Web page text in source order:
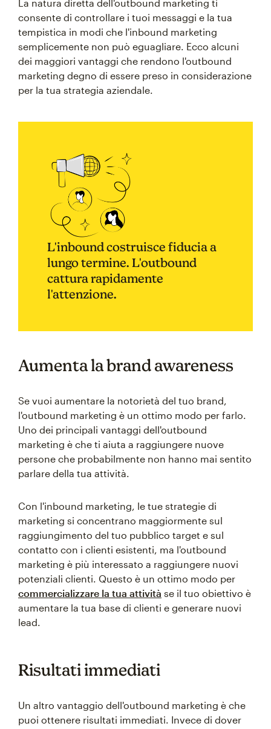
La natura diretta dell'outbound marketing ti
consente di controllare i tuoi messaggi e la tua
tempistica in modi che l'inbound marketing
semplicemente non può eguagliare. Ecco alcuni
dei maggiori vantaggi che rendono l'outbound
marketing degno di essere preso in considerazione
per la tua strategia aziendale.
L'inbound costruisce fiducia a
lungo termine. L'outbound
cattura rapidamente
l'attenzione.
Aumenta la brand awareness
Se vuoi aumentare la notorietà del tuo brand,
l'outbound marketing è un ottimo modo per farlo.
Uno dei principali vantaggi dell'outbound
marketing è che ti aiuta a raggiungere nuove
persone che probabilmente non hanno mai sentito
parlare della tua attività.
Con l'inbound marketing, le tue strategie di
marketing si concentrano maggiormente sul
raggiungimento del tuo pubblico target e sul
contatto con i clienti esistenti, ma l'outbound
marketing è più interessato a raggiungere nuovi
potenziali clienti. Questo è un ottimo modo per
commercializzare la tua attività se il tuo obiettivo è
aumentare la tua base di clienti e generare nuovi
lead.
Risultati immediati
Un altro vantaggio dell'outbound marketing è che
puoi ottenere risultati immediati. Invece di dover